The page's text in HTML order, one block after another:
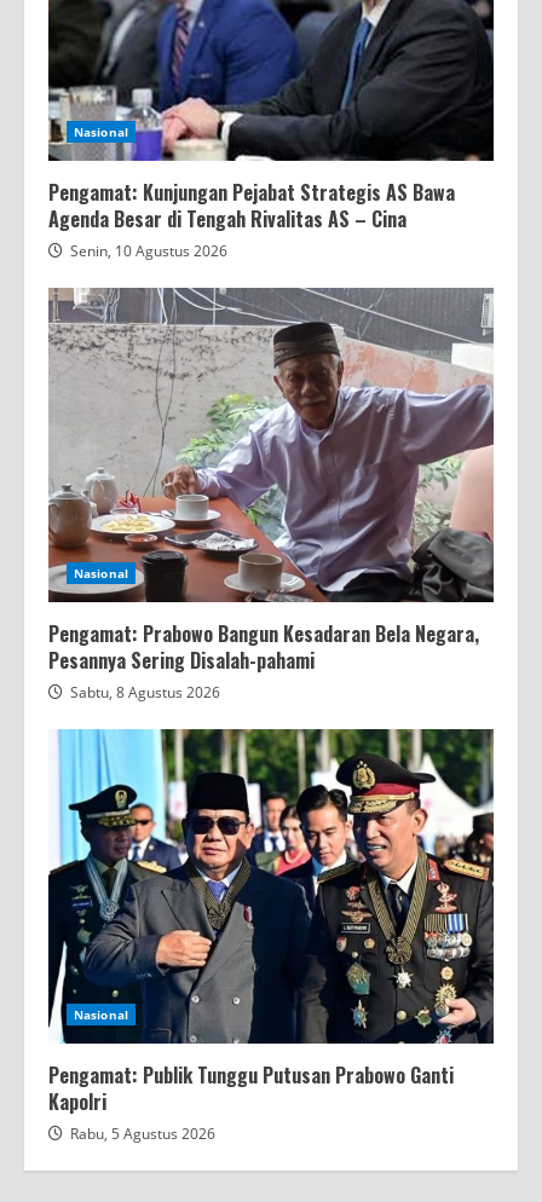
Nasional
Pengamat: Kunjungan Pejabat Strategis AS Bawa
Agenda Besar di Tengah Rivalitas AS – Cina
Senin, 10 Agustus 2026
Nasional
Pengamat: Prabowo Bangun Kesadaran Bela Negara,
Pesannya Sering Disalah-pahami
Sabtu, 8 Agustus 2026
Nasional
Pengamat: Publik Tunggu Putusan Prabowo Ganti
Kapolri
Rabu, 5 Agustus 2026